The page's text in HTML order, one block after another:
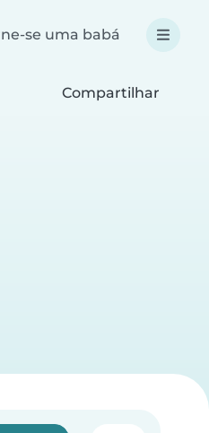
se uma babá
Compartilhar